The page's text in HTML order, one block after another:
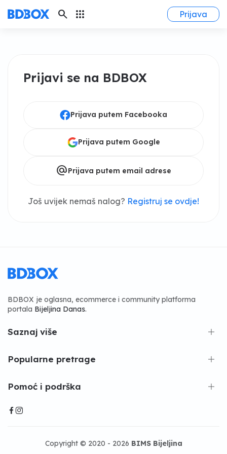
search apps Prijava
Prijavi se na BDBOX
Prijava putem Facebooka
Prijava putem Google
alternate_emailPrijava putem email adrese
Još uvijek nemaš nalog? Registruj se ovdje!
BDBOX je oglasna, ecommerce i community platforma
portala Bijeljina Danas.
Saznaj više
Popularne pretrage
Pomoć i podrška
Copyright © 2020 - 2026 BIMS Bijeljina